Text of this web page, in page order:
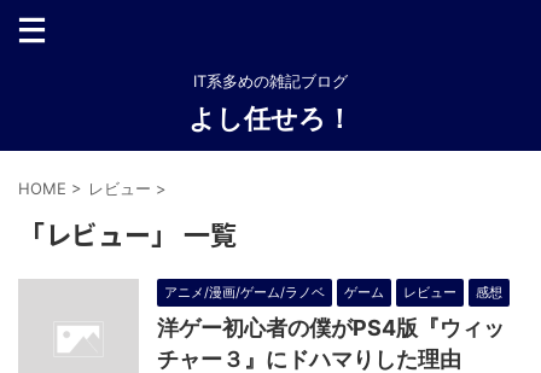
IT系多めの雑記ブログ
よし任せろ！
HOME > レビュー >
「レビュー」 一覧
アニメ/漫画/ゲーム/ラノベ ゲーム レビュー 感想
洋ゲー初心者の僕がPS4版『ウィッ
チャー３』にドハマりした理由